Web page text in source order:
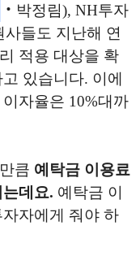
‧박정림), NH투자
들도 지난해 연
적용 대상을 확
있습니다. 이에
자율은 10%대까
큼 예탁금 이용료
데요. 예탁금 이
자에게 줘야 하